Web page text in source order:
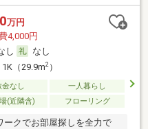
万円
4,000円
し
なし
1K（29.9m2）
金なし
一人暮らし
(近隣含) フローリング
ークでお部屋探しを全力で